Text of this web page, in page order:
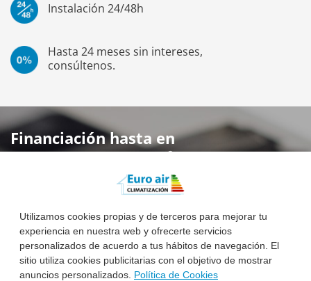
Utilizamos cookies propias y de terceros para mejorar tu
experiencia en nuestra web y ofrecerte servicios
personalizados de acuerdo a tus hábitos de navegación. El
sitio utiliza cookies publicitarias con el objetivo de mostrar
anuncios personalizados. Política de Cookies
Instalación 24/48h
Hasta 24 meses sin intereses,
consúltenos.
Financiación hasta en
24 meses sin
intereses
consúltenos
Saber Más